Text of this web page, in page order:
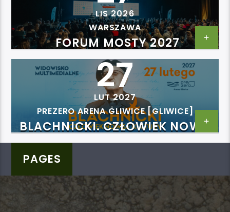
LIS 2026
WARSZAWA
FORUM MOSTY 2027
27
LUT 2027
PREZERO ARENA GLIWICE [GLIWICE]
BLACHNICKI. CZŁOWIEK NOWEJ
KULTURY
PAGES